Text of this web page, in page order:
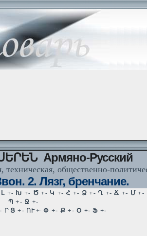
Армяно-Русский
общественно-
2. Лязг, бренчание.